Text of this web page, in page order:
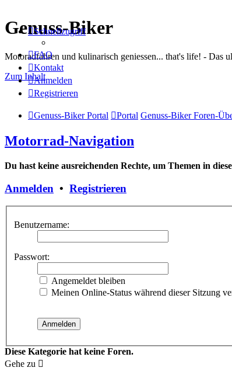
Genuss-Biker
Motoradfahren und kulinarisch geniessen... that's life! -
Zum Inhalt
Schnellzugriff
FAQ
Kontakt
Anmelden
Registrieren
Genuss-Biker Portal Portal Genuss-Biker Foren-
Motorrad-Navigation
Du hast keine ausreichenden Rechte, um Themen in
Anmelden • Registrieren
Benutzername:
Passwort:
Angemeldet bleiben
Meinen Online-Status während dieser Sitzung
Diese Kategorie hat keine Foren.
Gehe zu